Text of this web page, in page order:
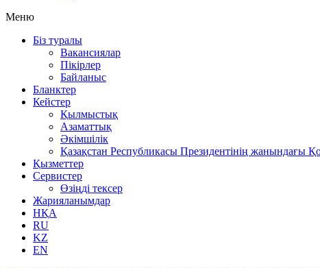
Меню
Біз туралы
Вакансиялар
Пікірлер
Байланыс
Бланктер
Кейстер
Қылмыстық
Азаматтық
Әкімшілік
Қазақстан Республикасы Президентінің жанындағы
Қызметтер
Сервистер
Өзіңді тексер
Жарияланымдар
НҚА
RU
KZ
EN